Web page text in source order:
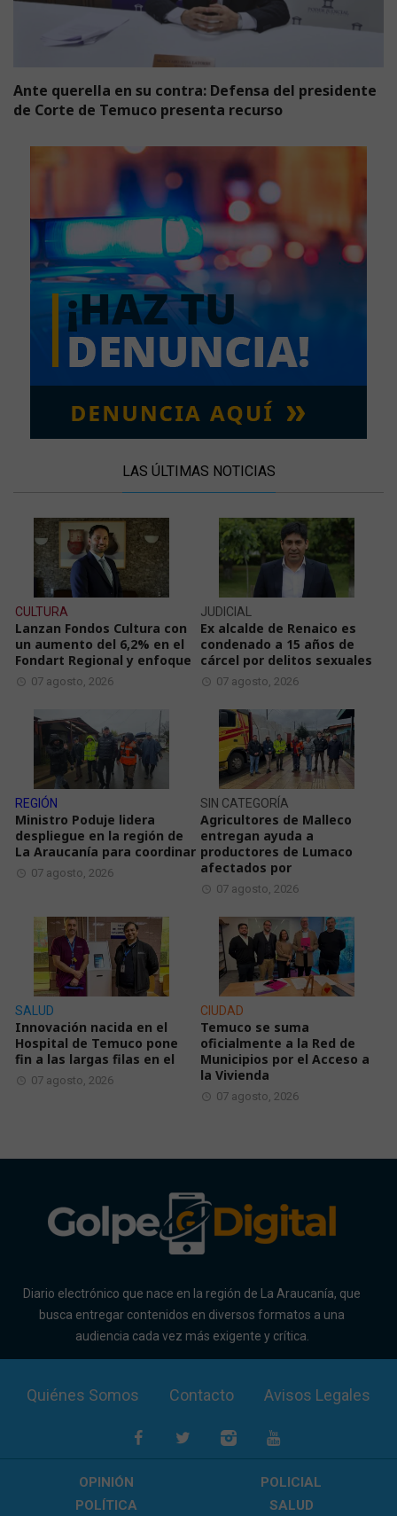
Ante querella en su contra: Defensa del presidente
de Corte de Temuco presenta recurso
LAS ÚLTIMAS NOTICIAS
CULTURA
Lanzan Fondos Cultura con
un aumento del 6,2% en el
Fondart Regional y enfoque
07 agosto, 2026
JUDICIAL
Ex alcalde de Renaico es
condenado a 15 años de
cárcel por delitos sexuales
07 agosto, 2026
REGIÓN
Ministro Poduje lidera
despliegue en la región de
La Araucanía para coordinar
07 agosto, 2026
SIN CATEGORÍA
Agricultores de Malleco
entregan ayuda a
productores de Lumaco
afectados por
07 agosto, 2026
SALUD
Innovación nacida en el
Hospital de Temuco pone
fin a las largas filas en el
07 agosto, 2026
CIUDAD
Temuco se suma
oficialmente a la Red de
Municipios por el Acceso a
la Vivienda
07 agosto, 2026
Diario electrónico que nace en la región de La Araucanía, que
busca entregar contenidos en diversos formatos a una
audiencia cada vez más exigente y crítica.
Quiénes Somos Contacto Avisos Legales
OPINIÓN
POLICIAL
POLÍTICA
SALUD